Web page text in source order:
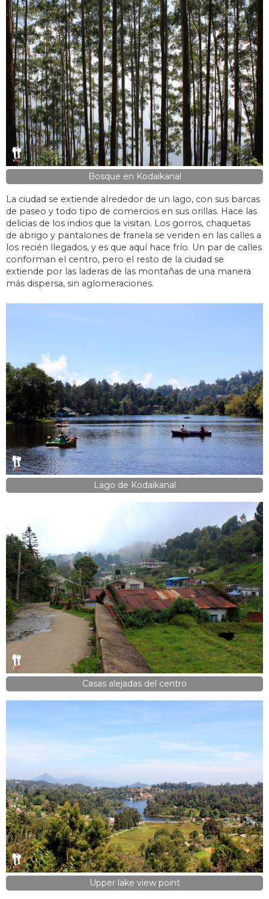
Bosque en Kodaikanal
La ciudad se extiende alrededor de un lago, con sus barcas
de paseo y todo tipo de comercios en sus orillas. Hace las
delicias de los indios que la visitan. Los gorros, chaquetas
de abrigo y pantalones de franela se venden en las calles a
los recién llegados, y es que aquí hace frío. Un par de calles
conforman el centro, pero el resto de la ciudad se
extiende por las laderas de las montañas de una manera
más dispersa, sin aglomeraciones.
Lago de Kodaikanal
Casas alejadas del centro
Upper lake view point